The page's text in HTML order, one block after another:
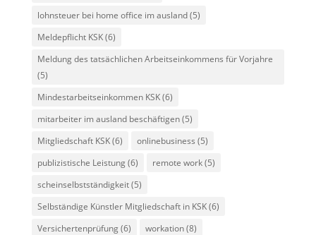
lohnsteuer bei home office im ausland(5)
Meldepflicht KSK(6)
Meldung des tatsächlichen Arbeitseinkommens für Vorjahre
(5)
Mindestarbeitseinkommen KSK(6)
mitarbeiter im ausland beschäftigen(5)
Mitgliedschaft KSK(6) onlinebusiness (5)
publizistische Leistung(6) remote work(5)
scheinselbstständigkeit(5)
Selbständige Künstler Mitgliedschaft in KSK(6)
Versichertenprüfung(6) workation(8)